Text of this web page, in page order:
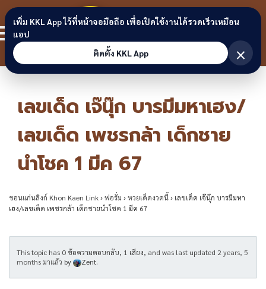
Skip to content
ขอนแก่น
ลิงก์
เลขเด็ด เจ๊นุ๊ก บารมีมหาเฮง/
เลขเด็ด เพชรกล้า เด็กชาย
นำโชค 1 มีค 67
ขอนแก่นลิงก์ Khon Kaen Link›ฟอรั่ม ›หวยเด็ดงวดนี้› เลขเด็ด เจ๊นุ๊ก บารมีมหา
เฮง/เลขเด็ด เพชรกล้า เด็กชายนำโชค 1 มีค 67
This topic has 0 ข้อความตอบกลับ, 1 เสียง, and was last updated 2 years, 5
months มาแล้ว by Zent.
เพิ่ม KKL App ไว้ที่หน้าจอมือถือ เพื่อเปิดใช้งานได้รวดเร็วเหมือน
แอป
ติดตั้ง KKL App
×